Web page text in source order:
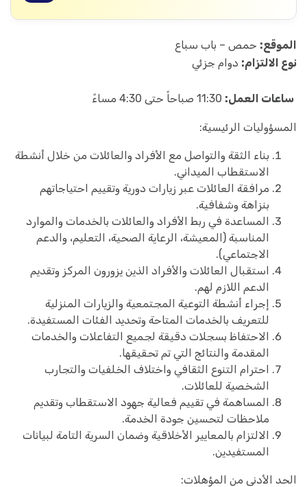
الموقع: حمص – باب سباع
نوع الالتزام: دوام جزئي
ساعات العمل:
المسؤوليات الرئيسية:
بناء الثقة والتواصل مع الأفراد والعائلات من خلال أنشطة
الاستقطاب الميداني.
مرافقة العائلات عبر زيارات دورية وتقييم احتياجاتهم
بنزاهة وشفافية.
المساعدة في ربط الأفراد والعائلات بالخدمات والموارد
المناسبة (المعيشة، الرعاية الصحية، التعليم، والدعم
الاجتماعي).
استقبال العائلات والأفراد الذين يزورون المركز وتقديم
الدعم اللازم لهم.
إجراء أنشطة التوعية المجتمعية والزيارات المنزلية
للتعريف بالخدمات المتاحة وتحديد الفئات المستفيدة.
الاحتفاظ بسجلات دقيقة لجميع التفاعلات والخدمات
المقدمة والنتائج التي تم تحقيقها.
احترام التنوع الثقافي واختلاف الخلفيات والتجارب
الشخصية للعائلات.
المساهمة في تقييم فعالية جهود الاستقطاب وتقديم
ملاحظات لتحسين جودة الخدمة.
الالتزام بالمعايير الأخلاقية وضمان السرية التامة لبيانات
المستفيدين.
الحد الأدنى من المؤهلات: